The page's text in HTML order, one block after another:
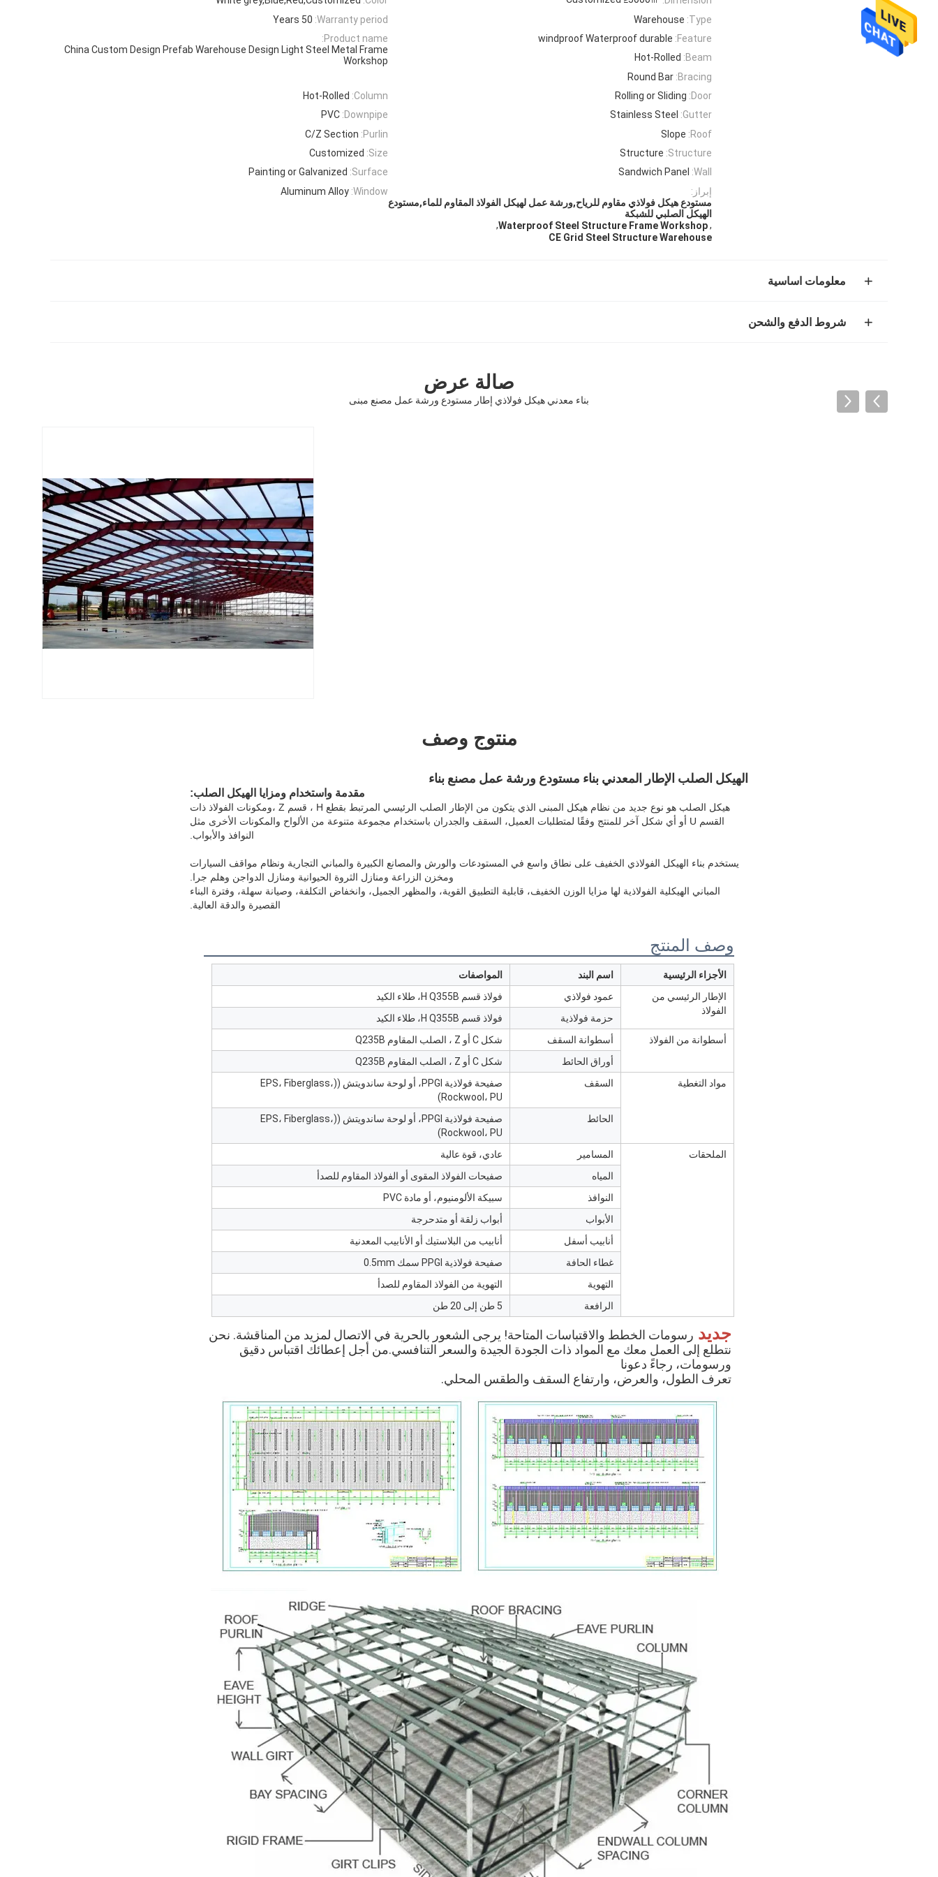
Warranty period:
50 Years Type:
Warehouse
Product name:
China Custom Design Prefab Warehouse Design Light Steel Metal Frame
Workshop
Feature:
windproof Waterproof durable
Beam:
Hot-Rolled
Bracing:
Round Bar
Column:
Hot-Rolled Door:
Rolling or Sliding
Downpipe:
PVC Gutter:
Stainless Steel
Purlin:
C/Z Section Roof:
Slope
Size:
Customized Structure:
Structure
Surface:
Painting or Galvanized Wall:
Sandwich Panel
Window:
Aluminum Alloy
إبراز:
مستودع هيكل فولاذي مقاوم للرياح,ورشة عمل لهيكل الفولاذ المقاوم للماء,مستودع
الهيكل الصلبي للشبكة
,
Waterproof Steel Structure Frame Workshop
,
CE Grid Steel Structure Warehouse
معلومات اساسية
شروط الدفع والشحن
صالة عرض
بناء معدني هيكل فولاذي إطار مستودع ورشة عمل مصنع مبنى
منتوج وصف
الهيكل الصلب الإطار المعدني بناء مستودع ورشة عمل مصنع بناء
مقدمة واستخدام ومزايا الهيكل الصلب:
هيكل الصلب هو نوع جديد من نظام هيكل المبنى الذي يتكون من الإطار الصلب الرئيسي المرتبط بقطع H ، قسم Z ،ومكونات الفولاذ ذات
القسم U أو أي شكل آخر للمنتج وفقًا لمتطلبات العميل، السقف والجدران باستخدام مجموعة متنوعة من الألواح والمكونات الأخرى مثل
النوافذ والأبواب.
يستخدم بناء الهيكل الفولاذي الخفيف على نطاق واسع في المستودعات والورش والمصانع الكبيرة والمباني التجارية ونظام مواقف السيارات
ومخزن الزراعة ومنازل الثروة الحيوانية ومنازل الدواجن وهلم جرا.
المباني الهيكلية الفولاذية لها مزايا الوزن الخفيف، قابلية التطبيق القوية، والمظهر الجميل، وانخفاض التكلفة، وصيانة سهلة، وفترة البناء
القصيرة والدقة العالية.
وصف المنتج
الأجزاء الرئيسية اسم البند
المواصفات
الإطار الرئيسي من
الفولاذ
عمود فولاذي
فولاذ قسم H Q355B، طلاء الكيد
حزمة فولاذية
فولاذ قسم H Q355B، طلاء الكيد
أسطوانة من الفولاذ
أسطوانة السقف
شكل C أو Z ، الصلب المقاوم Q235B
أوراق الحائط
شكل C أو Z ، الصلب المقاوم Q235B
مواد التغطية
السقف
صفيحة فولاذية PPGI، أو لوحة ساندويتش ((EPS، Fiberglass،
Rockwool، PU)
الحائط
صفيحة فولاذية PPGI، أو لوحة ساندويتش ((EPS، Fiberglass،
Rockwool، PU)
الملحقات
المسامير
عادي، قوة عالية
المياه
صفيحات الفولاذ المقوى أو الفولاذ المقاوم للصدأ
النوافذ
سبيكة الألومنيوم، أو مادة PVC
الأبواب
أبواب زلقة أو متدحرجة
أنابيب أسفل
أنابيب من البلاستيك أو الأنابيب المعدنية
غطاء الحافة
صفيحة فولاذية PPGI سمك 0.5mm
التهوية
التهوية من الفولاذ المقاوم للصدأ
الرافعة
5 طن إلى 20 طن
جديد
ورسومات، رجاءً دعونا
تعرف الطول، والعرض، وارتفاع السقف والطقس المحلي.